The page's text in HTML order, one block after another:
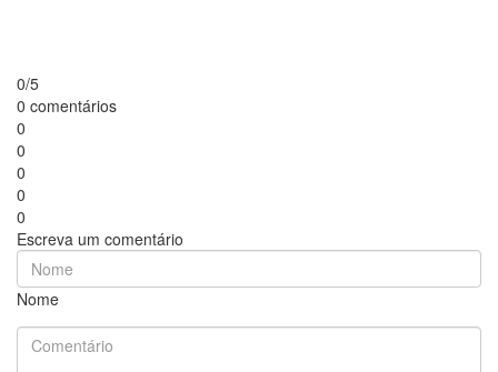
0/5
0 comentários
0
0
0
0
0
Escreva um comentário
Nome